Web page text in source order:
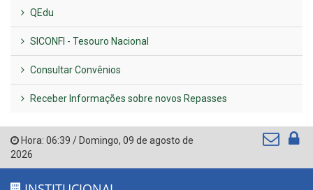
QEdu
SICONFI - Tesouro Nacional
Consultar Convênios
Receber Informações sobre novos Repasses
Hora: 06:39 / Domingo, 09 de agosto de
2026